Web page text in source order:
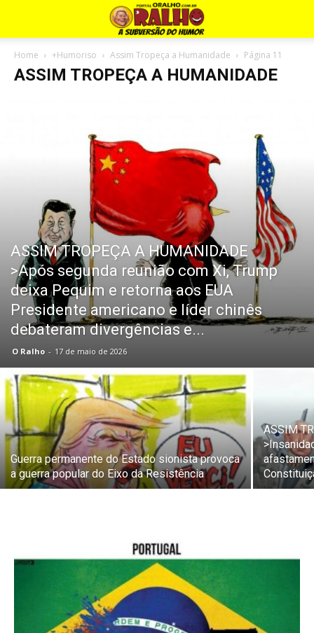
Home +Humoriso Assim Tropeça a Humanidade Página 11
ASSIM TROPEÇA A HUMANIDADE
ASSIM TROPEÇA A HUMANIDADE
>Após segunda reunião com Xi, Trump
deixa Pequim e retorna aos EUA
Presidente americano e líder chinês
debateram divergências e...
O Ralho - 17 de maio de 2026
Guerra permanente do Estado sionista provoca
a guerra popular do Eixo da Resistência
ASSIM